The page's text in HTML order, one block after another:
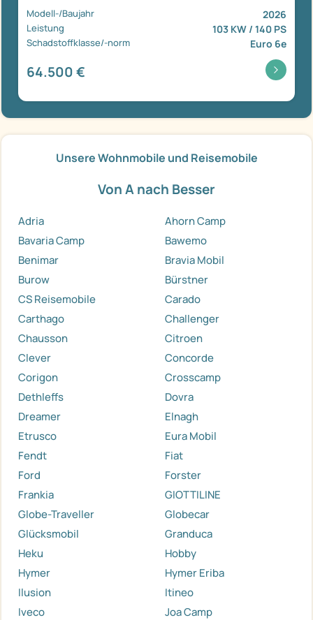
Modell-/Baujahr 2026
Leistung 103 KW / 140 PS
Schadstoffklasse/-norm Euro 6e
64.500 €
Unsere Wohnmobile und Reisemobile
Von A nach Besser
Adria
Ahorn Camp
Bavaria Camp
Bawemo
Benimar
Bravia Mobil
Burow
Bürstner
CS Reisemobile
Carado
Carthago
Challenger
Chausson
Citroen
Clever
Concorde
Corigon
Crosscamp
Dethleffs
Dovra
Dreamer
Elnagh
Etrusco
Eura Mobil
Fendt
Fiat
Ford
Forster
Frankia
GIOTTILINE
Globe-Traveller
Globecar
Glücksmobil
Granduca
Heku
Hobby
Hymer
Hymer Eriba
Ilusion
Itineo
Iveco
Joa Camp